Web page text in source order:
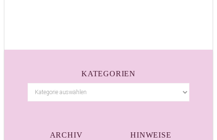
KATEGORIEN
ARCHIV HINWEISE